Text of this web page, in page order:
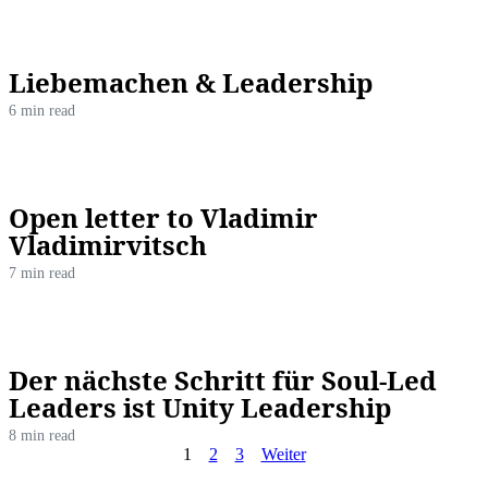
Liebemachen & Leadership
6 min read
Open letter to Vladimir
Vladimirvitsch
7 min read
Der nächste Schritt für Soul-Led
Leaders ist Unity Leadership
8 min read
1 2 3 Weiter